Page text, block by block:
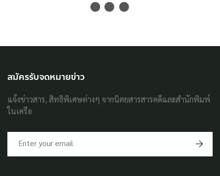
สมัครรับจดหมายข่าว
แจ้งข่าวสาร, สิทธิพิเศษต่างๆ จากนิตยสารสารคดีและสำนักพิมพ์
ในเครือ